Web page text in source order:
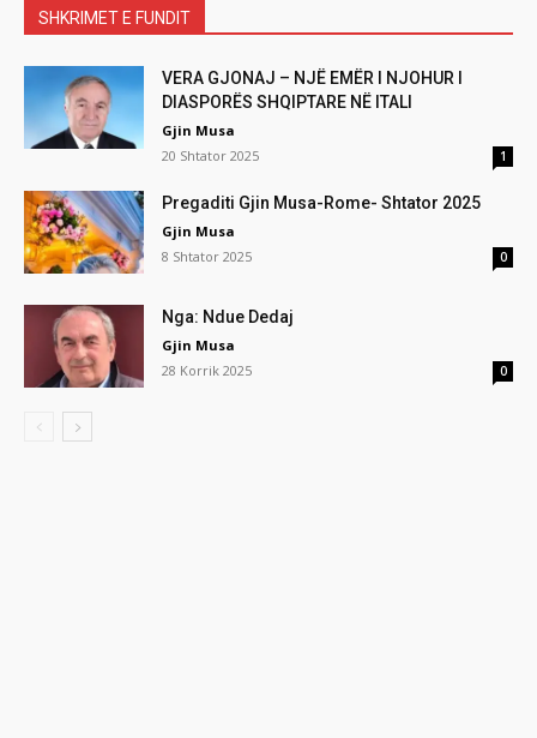
SHKRIMET E FUNDIT
VERA GJONAJ – NJË EMËR I NJOHUR I
DIASPORËS SHQIPTARE NË ITALI
Gjin Musa
20 Shtator 2025
1
Pregaditi Gjin Musa-Rome- Shtator 2025
Gjin Musa
8 Shtator 2025
0
Nga: Ndue Dedaj
Gjin Musa
28 Korrik 2025
0